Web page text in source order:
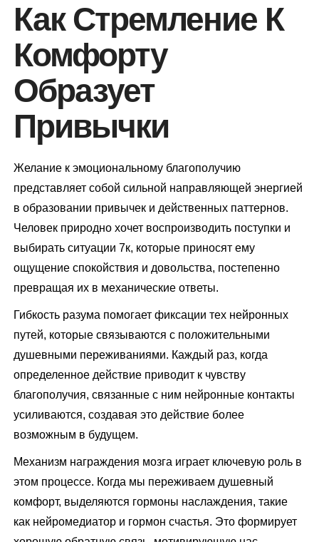
Как Стремление К
Комфорту
Образует
Привычки
Желание к эмоциональному благополучию
представляет собой сильной направляющей энергией
в образовании привычек и действенных паттернов.
Человек природно хочет воспроизводить поступки и
выбирать ситуации 7к, которые приносят ему
ощущение спокойствия и довольства, постепенно
превращая их в механические ответы.
Гибкость разума помогает фиксации тех нейронных
путей, которые связываются с положительными
душевными переживаниями. Каждый раз, когда
определенное действие приводит к чувству
благополучия, связанные с ним нейронные контакты
усиливаются, создавая это действие более
возможным в будущем.
Механизм награждения мозга играет ключевую роль в
этом процессе. Когда мы переживаем душевный
комфорт, выделяются гормоны наслаждения, такие
как нейромедиатор и гормон счастья. Это формирует